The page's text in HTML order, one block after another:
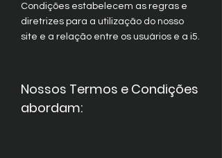
Condições estabelecem as regras e
diretrizes para a utilização do nosso
site e a relação entre os usuários e a i5.
Nossos Termos e Condições
abordam: